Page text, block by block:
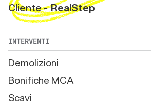
Cliente - RealStep
INTERVENTI
Demolizioni
Bonifiche MCA
Scavi